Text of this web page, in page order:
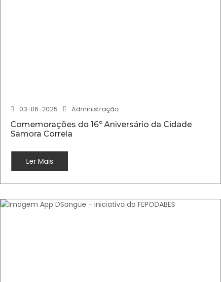
03-06-2025
Administração
Comemorações do 16º Aniversário da Cidade
Samora Correia
Ler Mais